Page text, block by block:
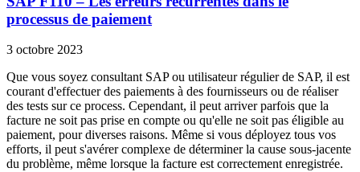
processus de paiement
3 octobre 2023
Que vous soyez consultant SAP ou utilisateur régulier de SAP, il est
courant d'effectuer des paiements à des fournisseurs ou de réaliser
des tests sur ce process. Cependant, il peut arriver parfois que la
facture ne soit pas prise en compte ou qu'elle ne soit pas éligible au
paiement, pour diverses raisons. Même si vous déployez tous vos
efforts, il peut s'avérer complexe de déterminer la cause sous-jacente
du problème, même lorsque la facture est correctement enregistrée.